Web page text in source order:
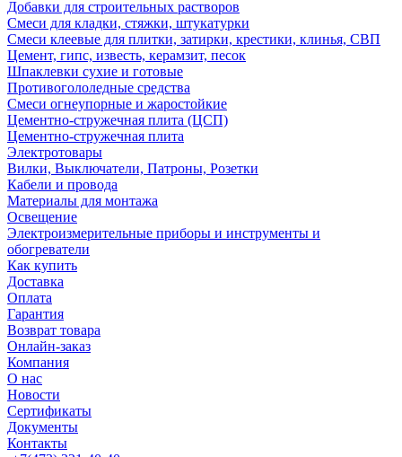
Добавки для строительных растворов
Смеси для кладки, стяжки, штукатурки
Смеси клеевые для плитки, затирки, крестики, клинья, СВП
Цемент, гипс, известь, керамзит, песок
Шпаклевки сухие и готовые
Противогололедные средства
Смеси огнеупорные и жаростойкие
Цементно-стружечная плита (ЦСП)
Цементно-стружечная плита
Электротовары
Вилки, Выключатели, Патроны, Розетки
Кабели и провода
Материалы для монтажа
Освещение
Электроизмерительные приборы и инструменты и
обогреватели
Как купить
Доставка
Оплата
Гарантия
Возврат товара
Онлайн-заказ
Компания
О нас
Новости
Сертификаты
Документы
Контакты